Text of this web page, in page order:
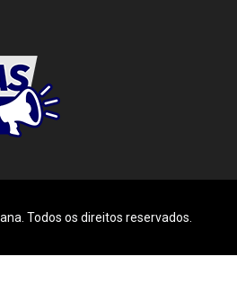
Todos os direitos reservados.